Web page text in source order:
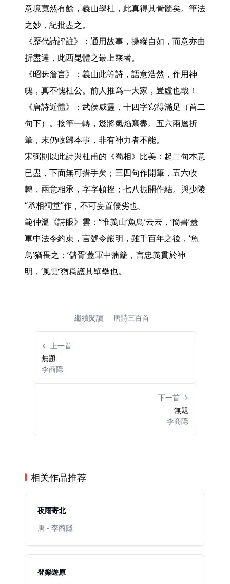
意境寬然有餘，義山學杜，此真得其骨髓矣。筆法
之妙，紀批盡之。
《歷代詩評註》：通用故事，操縱自如，而意亦曲
折盡達，此西昆體之最上乘者。
《昭昧詹言》：義山此等詩，語意浩然，作用神
魄，真不愧杜公。前人推爲一大家，豈虛也哉！
《唐詩近體》：武侯威靈，十四字寫得滿足（首二
句下）。接筆一轉，幾將氣焰寫盡。五六兩層折
筆，末仍收歸本事，非有神力者不能。
宋弼則以此詩與杜甫的《蜀相》比美：起二句本意
已盡，下面無可措手矣；三四句作開筆，五六收
轉，兩意相承，字字頓挫；七八振開作結。與少陵
“丞相祠堂”作，不可妄置優劣也。
範仲溫《詩眼》雲：“惟義山‘魚鳥’云云，‘簡書’蓋
軍中法令約束，言號令嚴明，雖千百年之後，‘魚
鳥’猶畏之；‘儲胥’蓋軍中藩籬，言忠義貫於神
明，‘風雲’猶爲護其壁壘也。
繼續閱讀 唐詩三百首
← 上一首
無題
李商隱
下一首 →
無題
李商隱
相关作品推荐
夜雨寄北
唐 - 李商隱
登樂遊原